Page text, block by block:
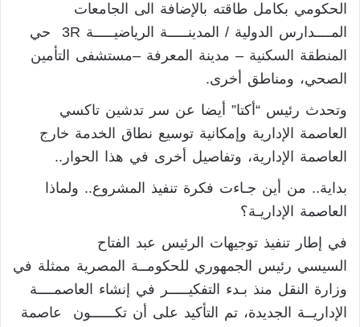
الحكومي بكامل طاقته بالإضافة الى الجامعات
المــــدارس الدولية / المدينـــــة الرياضيـــــة 3R حي
المنطقة السكنية – مدينة المعرفة –مستشفى التأمين
الصحي، ومناطق أخرى.
وتحدث رئيس “أكتا” أيضا عن سر تدشين تاكسي
العاصمة الإدارية وإمكانية توسيع نطاق الخدمة خارج
العاصمة الإدارية، وتفاصيل أخرى في هذا الحوار..
بداية.. من أين جـاءت فكرة تنفيذ المشروع.. ولماذا
العاصمة الإداريـة؟
في إطار تنفيذ توجيهات الرئيس عبد الفتاح
السيسي رئيس الجمهوري للحكومــة المصرية ممثلة في
وزارة النقل منذ بـدء التفكيـــــر في إنشاء العاصمــــة
الإداريــة الجديدة، تم التأكيد على أن تكــــــون عاصمة